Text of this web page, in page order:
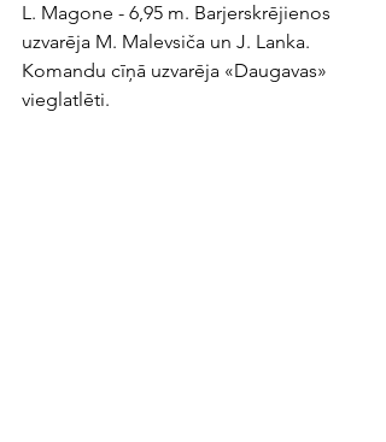
L. Magone - 6,95 m. Barjerskrējienos
uzvarēja M. Malevsiča un J. Lanka.
Komandu cīņā uzvarēja «Daugavas»
vieglatlēti.